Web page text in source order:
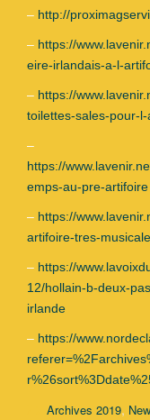
– http://
– https://
eire-irlandais-a-l-
– https://
toilettes-sales-pour-
–
https://
emps-au-pre-artifoire
– https://
artifoire-tres-musicale
– https://
12/hollain-b-deux-
irlande
– https://
Archives 2019,